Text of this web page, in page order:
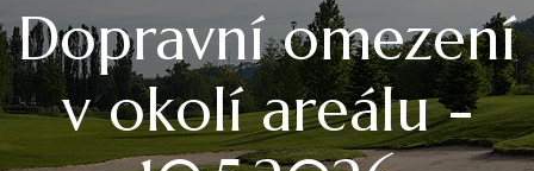
Dopravní omezení
v okolí areálu -